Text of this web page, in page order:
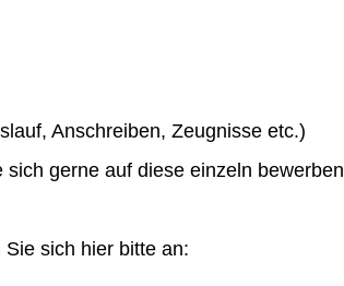
Anschreiben, Zeugnisse etc.)
gerne auf diese einzeln bewerben
sich hier bitte an: